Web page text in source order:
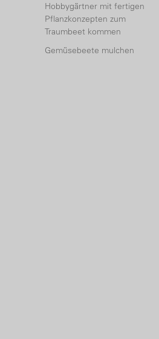
Hobbygärtner mit fertigen
Pflanzkonzepten zum
Traumbeet kommen
Gemüsebeete mulchen